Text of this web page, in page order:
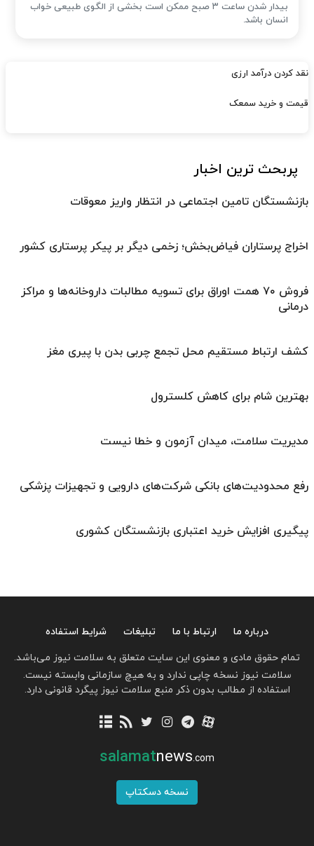
بیدار شدن ساعت ۳ صبح ممکن است بخشی از الگوی طبیعی خواب
انسان باشد.
نقد کردن درآمد ارزی
قیمت و خرید سمعک
پربحث ترین اخبار
بازنشستگان تامین اجتماعی در انتظار واریز معوقات
اخراج پرستاران فیاض‌بخش؛ زخمی دیگر بر پیکر پرستاری کشور
فروش ۷۰ همت اوراق برای تسویه مطالبات داروخانه‌ها و مراکز
درمانی
کشف ارتباط مستقیم محل تجمع چربی بدن با پیری مغز
بهترین شام برای کاهش کلسترول
مدیریت سلامت، میدان آزمون و خطا نیست
رفع محدودیت‌های بانکی شرکت‌های دارویی و تجهیزات پزشکی
پیگیری افزایش خرید اعتباری بازنشستگان کشوری
درباره ما ارتباط با ما تبلیغات
شرایط استفاده
تمام حقوق مادی و معنوی این سایت متعلق به سلامت نیوز می‌باشد.
سلامت نیوز نسخه چاپی ندارد و به هیچ سازمانی وابسته نیست.
استفاده از مطالب بدون ذکر منبع سلامت نیوز پیگرد قانونی دارد.
salamatnews.com
نسخه دسکتاپ